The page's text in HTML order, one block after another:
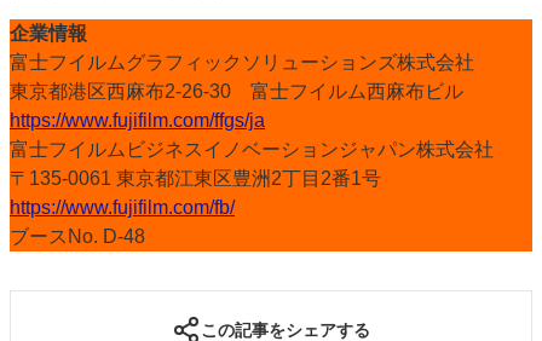
企業情報
富士フイルムグラフィックソリューションズ株式会社
東京都港区西麻布2-26-30 富士フイルム西麻布ビル
https://www.fujifilm.com/ffgs/ja
富士フイルムビジネスイノベーションジャパン株式会社
〒135-0061 東京都江東区豊洲2丁目2番1号
https://www.fujifilm.com/fb/
ブースNo. D-48
この記事をシェアする